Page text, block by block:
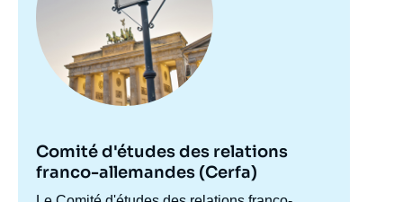
Comité d'études des relations
franco-allemandes (Cerfa)